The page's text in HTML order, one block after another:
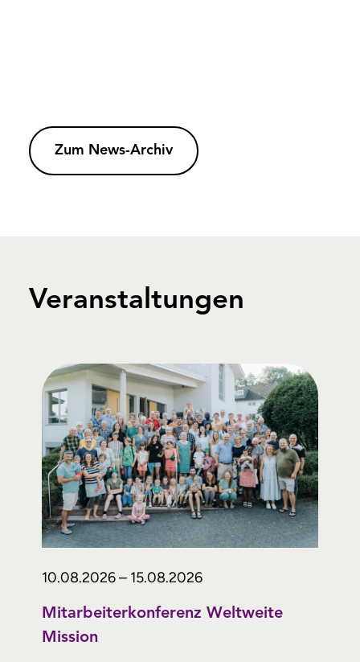
Zum News-Archiv
Veranstaltungen
10.08.2026 – 15.08.2026
Mitarbeiterkonferenz Weltweite
Mission